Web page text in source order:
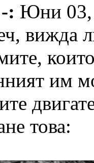
: Юни 03,
вижда
им
това: